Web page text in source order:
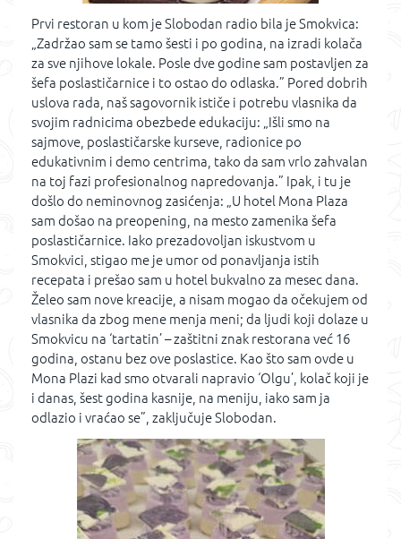
Prvi restoran u kom je Slobodan radio bila je Smokvica:
„Zadržao sam se tamo šesti i po godina, na izradi kolača
za sve njihove lokale. Posle dve godine sam postavljen za
šefa poslastičarnice i to ostao do odlaska.” Pored dobrih
uslova rada, naš sagovornik ističe i potrebu vlasnika da
svojim radnicima obezbede edukaciju: „Išli smo na
sajmove, poslastičarske kurseve, radionice po
edukativnim i demo centrima, tako da sam vrlo zahvalan
na toj fazi profesionalnog napredovanja.” Ipak, i tu je
došlo do neminovnog zasićenja: „U hotel Mona Plaza
sam došao na preopening, na mesto zamenika šefa
poslastičarnice. Iako prezadovoljan iskustvom u
Smokvici, stigao me je umor od ponavljanja istih
recepata i prešao sam u hotel bukvalno za mesec dana.
Želeo sam nove kreacije, a nisam mogao da očekujem od
vlasnika da zbog mene menja meni; da ljudi koji dolaze u
Smokvicu na ‘tartatin’ – zaštitni znak restorana već 16
godina, ostanu bez ove poslastice. Kao što sam ovde u
Mona Plazi kad smo otvarali napravio ‘Olgu’, kolač koji je
i danas, šest godina kasnije, na meniju, iako sam ja
odlazio i vraćao se”, zaključuje Slobodan.